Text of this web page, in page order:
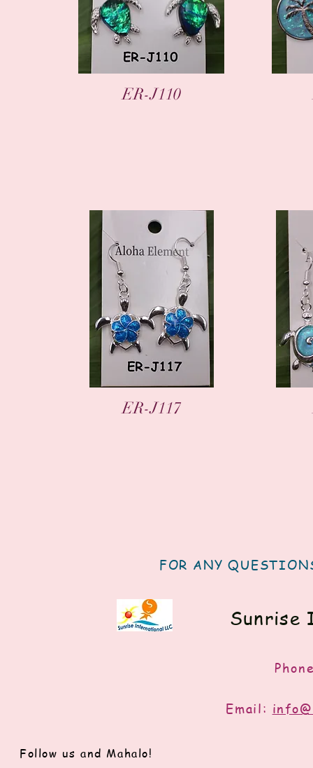
Aperçu rapide
ER-J110
Aperçu rapide
ER-J117
FOR ANY
Sunrise
Email:
Follow us and Mahalo!